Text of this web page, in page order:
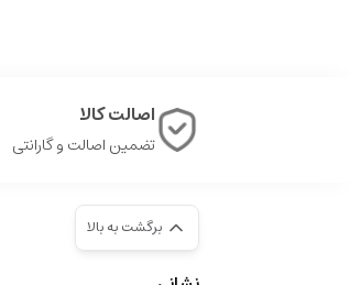
واضح و شفاف است. با توجه
عطر خیره کننده است - یک
اصالت کالا
تضمین اصالت و گارانتی
برگشت به بالا